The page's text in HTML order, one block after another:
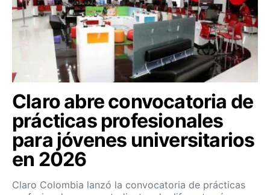
Claro abre convocatoria de
prácticas profesionales
para jóvenes universitarios
en 2026
Claro Colombia lanzó la convocatoria de prácticas